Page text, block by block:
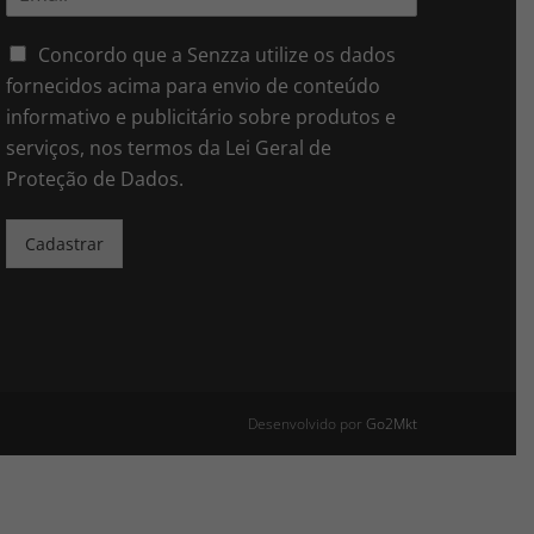
* m
i
l
*
Concordo que a Senzza utilize os dados
fornecidos acima para envio de conteúdo
informativo e publicitário sobre produtos e
serviços, nos termos da Lei Geral de
Proteção de Dados.
Cadastrar
Desenvolvido por Go2Mkt